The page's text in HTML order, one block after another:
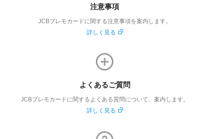
注意事項
JCBプレモカードに関する注意事項を案内します。
詳しく見る
よくあるご質問
JCBプレモカードに関するよくある質問について、案内します。
詳しく見る